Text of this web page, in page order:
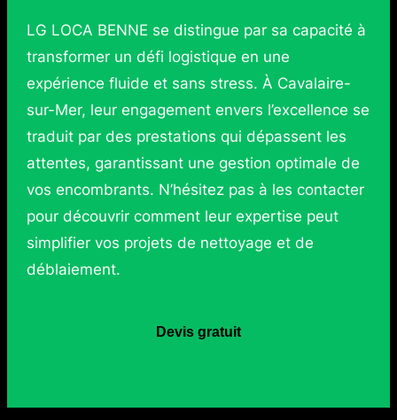
LG LOCA BENNE se distingue par sa capacité à
transformer un défi logistique en une
expérience fluide et sans stress. À Cavalaire-
sur-Mer, leur engagement envers l’excellence se
traduit par des prestations qui dépassent les
attentes, garantissant une gestion optimale de
vos encombrants. N’hésitez pas à les contacter
pour découvrir comment leur expertise peut
simplifier vos projets de nettoyage et de
déblaiement.
Devis gratuit